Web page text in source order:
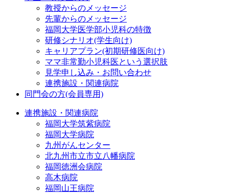
教授からのメッセージ
先輩からのメッセージ
福岡大学医学部小児科の特徴
研修シナリオ(学生向け)
キャリアプラン(初期研修医向け)
ママ非常勤小児科医という選択肢
見学申し込み・お問い合わせ
連携施設・関連病院
同門会の方(会員専用)
連携施設・関連病院
福岡大学筑紫病院
福岡大学病院
九州がんセンター
北九州市立市立八幡病院
福岡徳洲会病院
高木病院
福岡山王病院